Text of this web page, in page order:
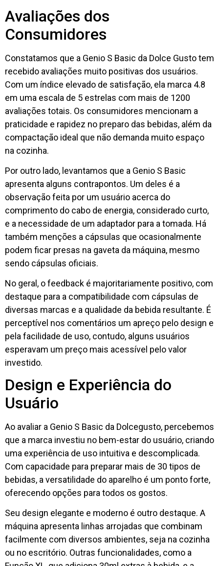
Avaliações dos
Consumidores
Constatamos que a Genio S Basic da Dolce Gusto tem
recebido avaliações muito positivas dos usuários.
Com um índice elevado de satisfação, ela marca 4.8
em uma escala de 5 estrelas com mais de 1200
avaliações totais. Os consumidores mencionam a
praticidade e rapidez no preparo das bebidas, além da
compactação ideal que não demanda muito espaço
na cozinha.
Por outro lado, levantamos que a Genio S Basic
apresenta alguns contrapontos. Um deles é a
observação feita por um usuário acerca do
comprimento do cabo de energia, considerado curto,
e a necessidade de um adaptador para a tomada. Há
também menções a cápsulas que ocasionalmente
podem ficar presas na gaveta da máquina, mesmo
sendo cápsulas oficiais.
No geral, o feedback é majoritariamente positivo, com
destaque para a compatibilidade com cápsulas de
diversas marcas e a qualidade da bebida resultante. É
perceptível nos comentários um apreço pelo design e
pela facilidade de uso, contudo, alguns usuários
esperavam um preço mais acessível pelo valor
investido.
Design e Experiência do
Usuário
Ao avaliar a Genio S Basic da Dolcegusto, percebemos
que a marca investiu no bem-estar do usuário, criando
uma experiência de uso intuitiva e descomplicada.
Com capacidade para preparar mais de 30 tipos de
bebidas, a versatilidade do aparelho é um ponto forte,
oferecendo opções para todos os gostos.
Seu design elegante e moderno é outro destaque. A
máquina apresenta linhas arrojadas que combinam
facilmente com diversos ambientes, seja na cozinha
ou no escritório. Outras funcionalidades, como a